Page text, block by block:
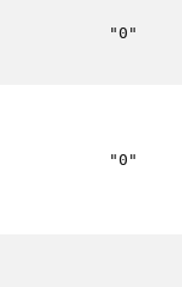
"0"
"0"